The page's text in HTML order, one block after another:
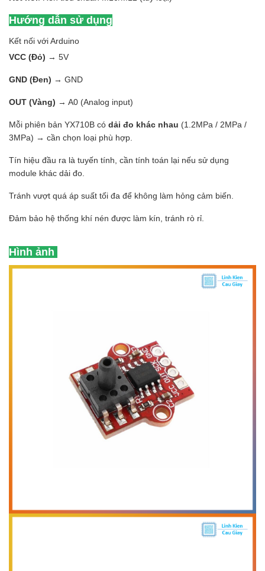
Hướng dẫn sử dụng
Kết nối với Arduino
VCC (Đỏ) → 5V
GND (Đen) → GND
OUT (Vàng) → A0 (Analog input)
Mỗi phiên bản YX710B có dải đo khác nhau (1.2MPa / 2MPa /
3MPa) → cần chọn loại phù hợp.
Tín hiệu đầu ra là tuyến tính, cần tính toán lại nếu sử dụng
module khác dải đo.
Tránh vượt quá áp suất tối đa để không làm hỏng cảm biến.
Đảm bảo hệ thống khí nén được làm kín, tránh rò rỉ.
Hình ảnh